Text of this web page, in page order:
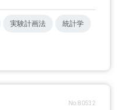
実験計画法 統計学
No.80532